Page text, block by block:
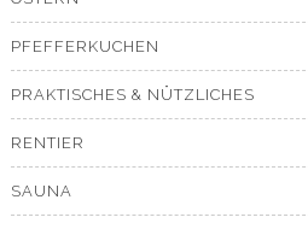
PFEFFERKUCHEN
PRAKTISCHES & NÜTZLICHES
RENTIER
SAUNA